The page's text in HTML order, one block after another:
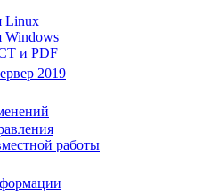
Linux
Windows
и PDF
2019
работы